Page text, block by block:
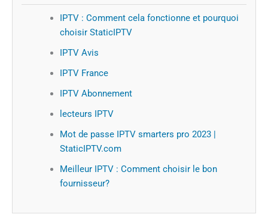
IPTV : Comment cela fonctionne et pourquoi
choisir StaticIPTV
IPTV Avis
IPTV France
IPTV Abonnement
lecteurs IPTV
Mot de passe IPTV smarters pro 2023 |
StaticIPTV.com
Meilleur IPTV : Comment choisir le bon
fournisseur?